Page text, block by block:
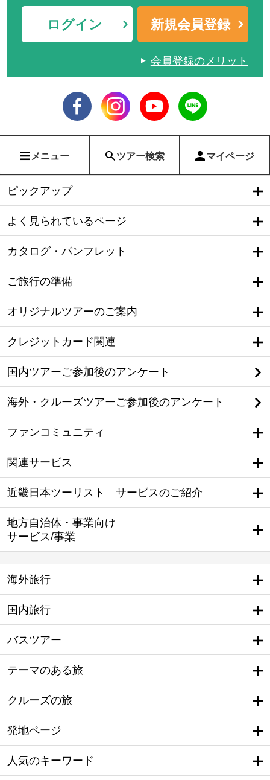
ログイン 新規会員登録
会員登録のメリット
メニュー ツアー検索 マイページ
ピックアップ
よく見られているページ
カタログ・パンフレット
ご旅行の準備
オリジナルツアーのご案内
クレジットカード関連
国内ツアーご参加後のアンケート
海外・クルーズツアーご参加後のアンケート
ファンコミュニティ
関連サービス
近畿日本ツーリスト サービスのご紹介
地方自治体・事業向け
サービス/事業
海外旅行
国内旅行
バスツアー
テーマのある旅
クルーズの旅
発地ページ
人気のキーワード